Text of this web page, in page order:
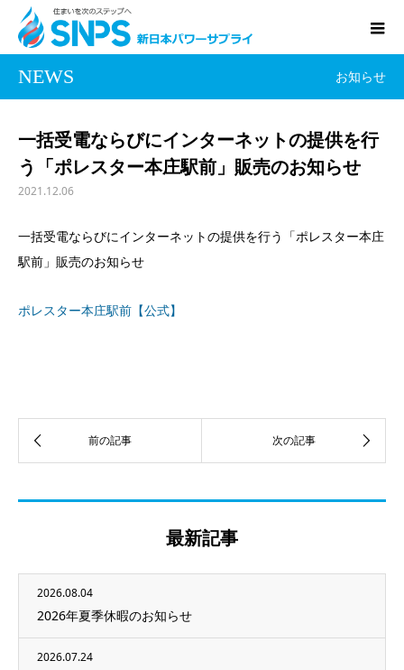
NEWS お知らせ
一括受電ならびにインターネットの提供を行
う「ポレスター本庄駅前」販売のお知らせ
2021.12.06
一括受電ならびにインターネットの提供を行う「ポレスター本庄
駅前」販売のお知らせ
ポレスター本庄駅前【公式】
最新記事
2026.08.04
2026年夏季休暇のお知らせ
2026.07.24